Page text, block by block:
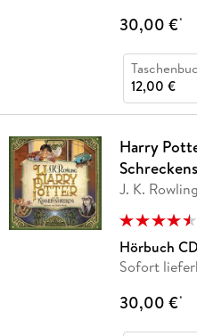
30,00 €*
12,00 €
Harry
J. K. Rowling
Hörbuch CD
Sofort
30,00 €*